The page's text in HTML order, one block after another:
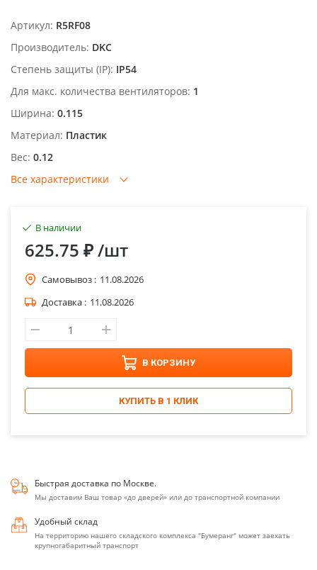
Артикул: R5RF08
Производитель: DKC
Степень защиты (IP): IP54
Для макс. количества вентиляторов: 1
Ширина: 0.115
Материал: Пластик
Вес: 0.12
Все характеристики
В наличии
625.75 ₽/шт
Самовывоз : 11.08.2026
Доставка : 11.08.2026
В КОРЗИНУ
КУПИТЬ В 1 КЛИК
Быстрая доставка по Москве.
Мы доставим Ваш товар «до дверей» или до транспортной компании
Удобный склад
На территорию нашего складского комплекса "Бумеранг" может заехать
крупногабаритный транспорт